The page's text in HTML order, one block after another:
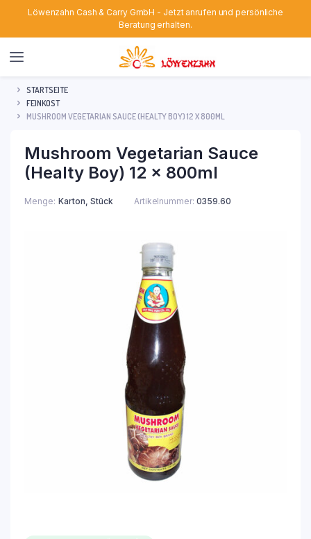
Löwenzahn Cash & Carry GmbH - Jetzt anrufen und persönliche
Beratung erhalten.
STARTSEITE
FEINKOST
MUSHROOM VEGETARIAN SAUCE (HEALTY BOY) 12 X 800ML
Mushroom Vegetarian Sauce
(Healty Boy) 12 x 800ml
Menge Karton, Stück Artikelnummer: 0359.60